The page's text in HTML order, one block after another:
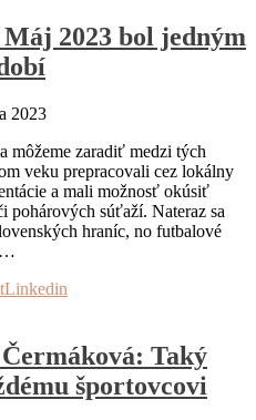
2023 bol jedným
2023
môžeme zaradiť medzi tých
veku prepracovali cez lokálny
a mali možnosť okúsiť
pohárových súťaží. Nateraz sa
hraníc, no futbalové
Linkedin
Taký
športovcovi